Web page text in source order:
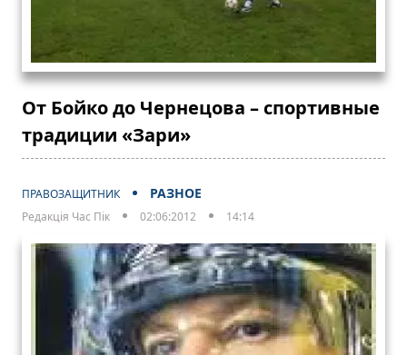
От Бойко до Чернецова – спортивные
традиции «Зари»
ПРАВОЗАЩИТНИК РАЗНОЕ
Редакція Час Пік 02:06:2012 14:14